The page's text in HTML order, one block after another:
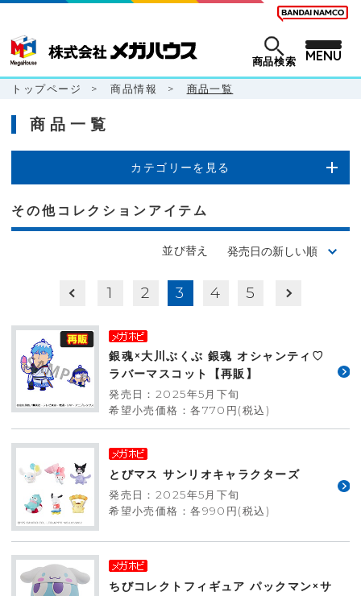
商品検索 MENU
トップページ > 商品情報 > 商品一覧
商品一覧
カテゴリーを見る
その他コレクションアイテム
並び替え
1 2 3 4 5
銀魂×大川ぶくぶ 銀魂 オシャンティ♡
ラバーマスコット【再販】
発売日：2025年5月下旬
希望小売価格：各770円(税込)
とびマス サンリオキャラクターズ
発売日：2025年5月下旬
希望小売価格：各990円(税込)
ちびコレクトフィギュア パックマン×サ